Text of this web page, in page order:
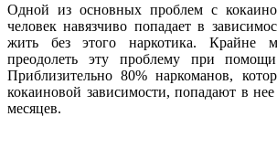
Одной из основных проблем с
человек навязчиво попадает в
жить без этого наркотика. Крайне
преодолеть эту проблему при
Приблизительно 80% наркоманов,
кокаиновой зависимости, попадают в
месяцев.